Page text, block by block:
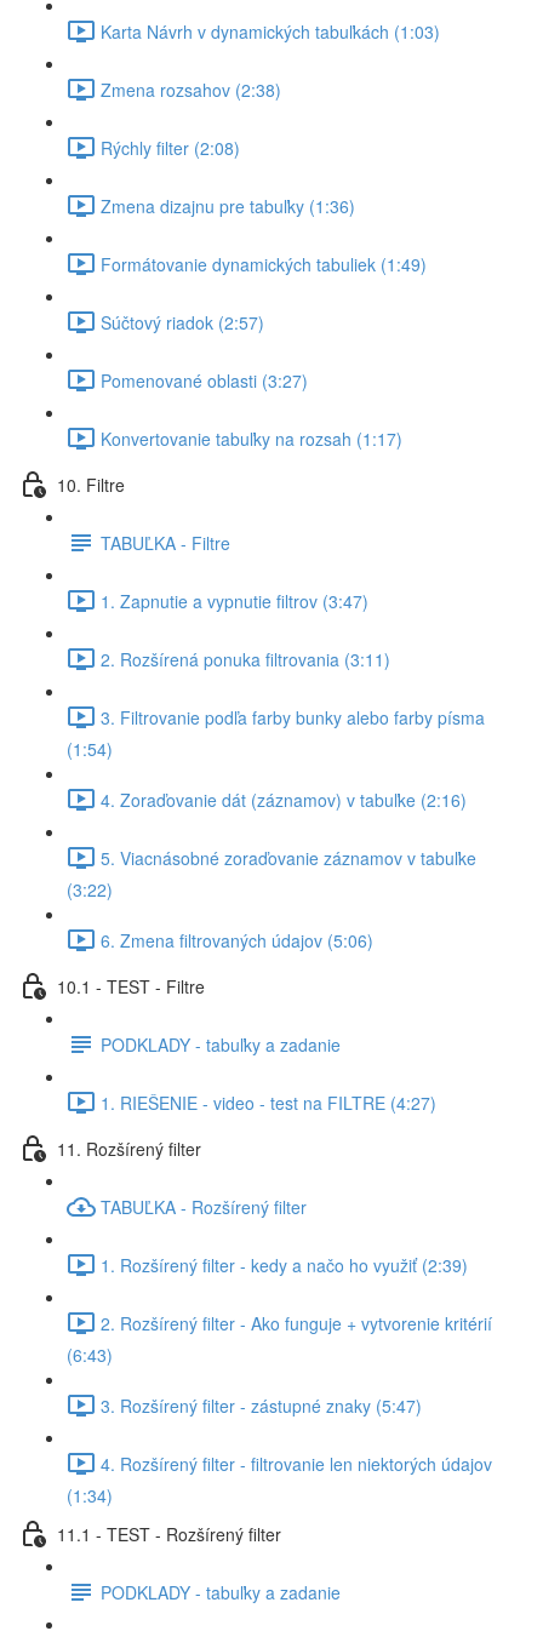
Karta Návrh v dynamických tabuľkách (1:03)
Zmena rozsahov (2:38)
Rýchly filter (2:08)
Zmena dizajnu pre tabuľky (1:36)
Formátovanie dynamických tabuliek (1:49)
Súčtový riadok (2:57)
Pomenované oblasti (3:27)
Konvertovanie tabuľky na rozsah (1:17)
10. Filtre
TABUĽKA - Filtre
1. Zapnutie a vypnutie filtrov (3:47)
2. Rozšírená ponuka filtrovania (3:11)
3. Filtrovanie podľa farby bunky alebo farby písma
(1:54)
4. Zoraďovanie dát (záznamov) v tabuľke (2:16)
5. Viacnásobné zoraďovanie záznamov v tabuľke
(3:22)
6. Zmena filtrovaných údajov (5:06)
10.1 - TEST - Filtre
PODKLADY - tabuľky a zadanie
1. RIEŠENIE - video - test na FILTRE (4:27)
11. Rozšírený filter
TABUĽKA - Rozšírený filter
1. Rozšírený filter - kedy a načo ho využiť (2:39)
2. Rozšírený filter - Ako funguje + vytvorenie kritérií
(6:43)
3. Rozšírený filter - zástupné znaky (5:47)
4. Rozšírený filter - filtrovanie len niektorých údajov
(1:34)
11.1 - TEST - Rozšírený filter
PODKLADY - tabuľky a zadanie